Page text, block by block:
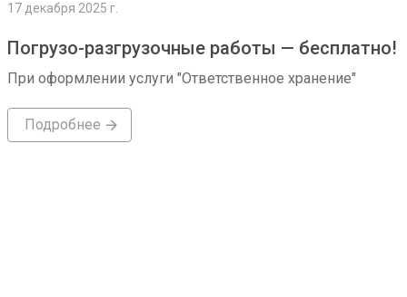
17 декабря 2025 г.
Погрузо-разгрузочные работы — бесплатно!
При оформлении услуги "Ответственное хранение"
Подробнее